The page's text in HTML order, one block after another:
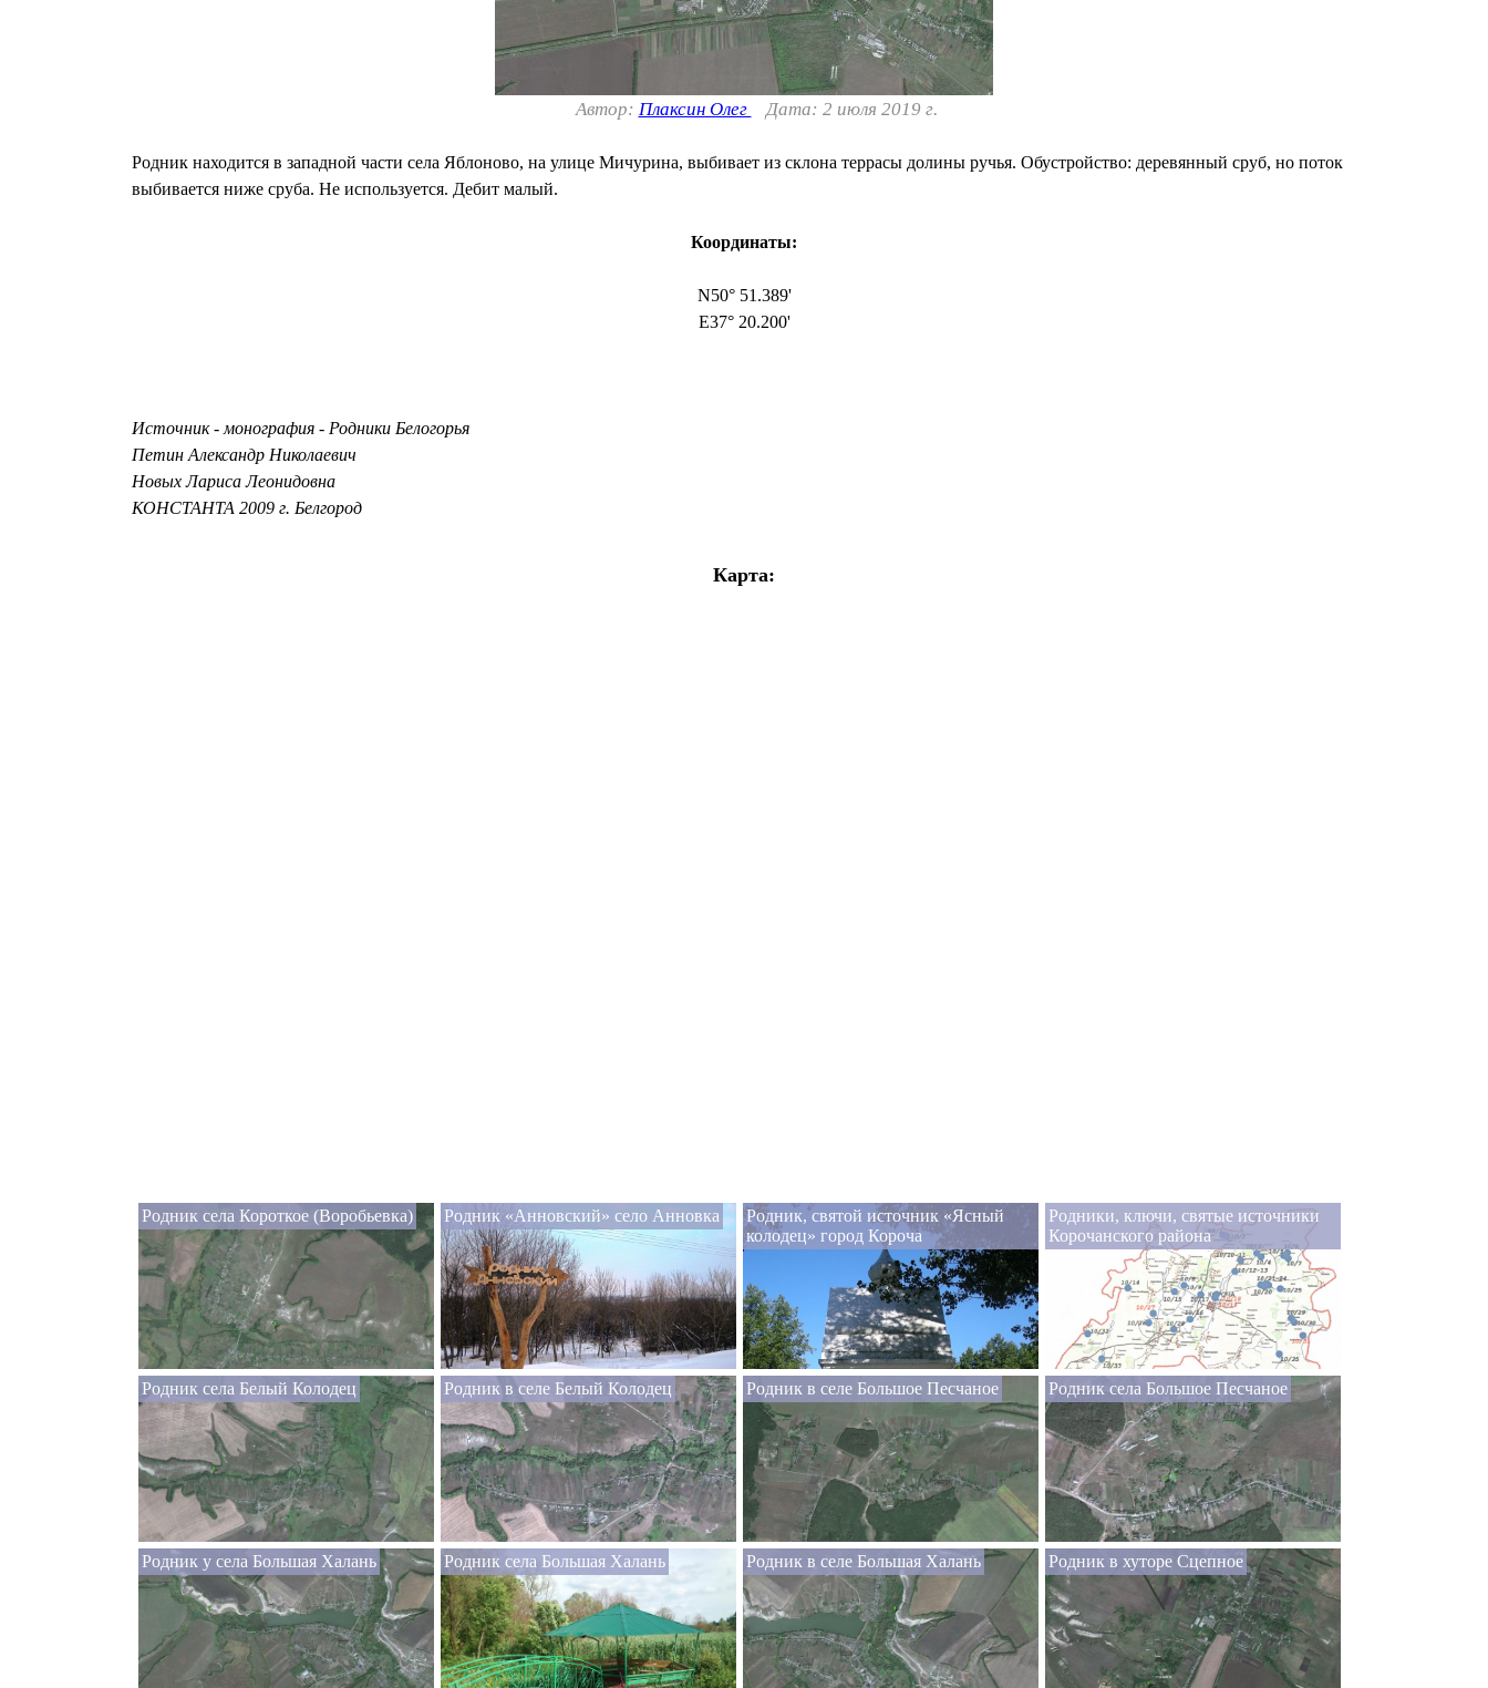
Автор: Плаксин Олег Дата: 2 июля 2019 г.
Родник находится в западной части села Яблоново, на улице Мичурина, выбивает из склона террасы долины ручья. Обустройство: деревянный сруб, но поток
выбивается ниже сруба. Не используется. Дебит малый.
Координаты:
N50° 51.389'
E37° 20.200'
Источник - монография - Родники Белогорья
Петин Александр Николаевич
Новых Лариса Леонидовна
КОНСТАНТА 2009 г. Белгород
Карта:
Родник села Короткое (Воробьевка) Родник «Анновский» село Анновка
Родник, святой источник «Ясный
колодец» город Короча
Родники, ключи, святые источники
Корочанского района
Родник села Белый Колодец Родник в селе Белый Колодец Родник в селе Большое Песчаное Родник села Большое Песчаное
Родник у села Большая Халань Родник села Большая Халань Родник в селе Большая Халань Родник в хуторе Сцепное